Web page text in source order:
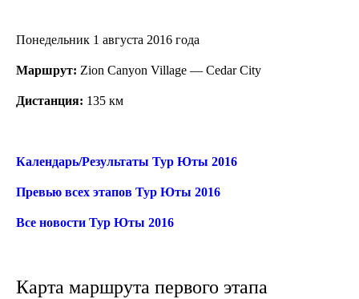
Понедельник 1 августа 2016 года
Маршрут: Zion Canyon Village — Cedar City
Дистанция: 135 км
Календарь/Результаты Тур Юты 2016
Превью всех этапов Тур Юты 2016
Все новости Тур Юты 2016
Карта маршрута первого этапа